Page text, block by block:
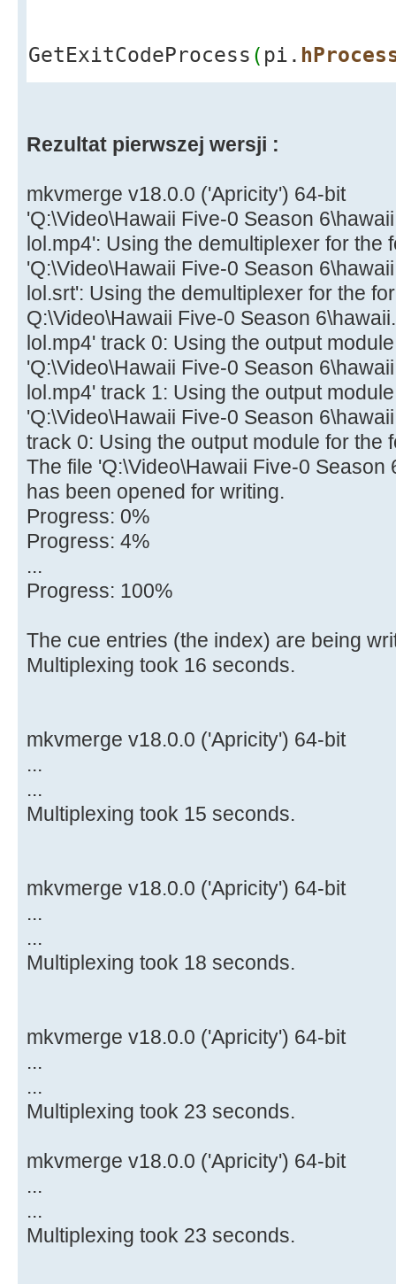
bzero(buf);
Application
}
GetExitCodeProcess ( pi.
mess
while (pos
{
>Add(mess.SubString(1, pos-1)
pos);
pos
}
if( !mess.
{
}
bzero
Application
} while
CloseHandle(pi.hThread);
CloseHandle(pi.hProcess
Rezultat pierwszej wersji :
mkvmerge v18.0.0 ('Apricity') 64-bit
'Q:\Video\Hawaii Five-0 Season
lol.mp4': Using the demultiplexer for the
'Q:\Video\Hawaii Five-0 Season
lol.srt': Using the demultiplexer for the
Q:\Video\Hawaii Five-0 Season
lol.mp4' track 0: Using the output
'Q:\Video\Hawaii Five-0 Season
lol.mp4' track 1: Using the output
'Q:\Video\Hawaii Five-0 Season
track 0: Using the output module for the
The file 'Q:\Video\Hawaii Five-0 Season
has been opened for writing.
Progress: 0%
Progress: 4%
...
Progress: 100%
The cue entries (the index) are being
Multiplexing took 16 seconds.
mkvmerge v18.0.0 ('Apricity') 64-bit
...
...
Multiplexing took 15 seconds.
mkvmerge v18.0.0 ('Apricity') 64-bit
...
...
Multiplexing took 18 seconds.
mkvmerge v18.0.0 ('Apricity') 64-bit
...
...
Multiplexing took 23 seconds.
mkvmerge v18.0.0 ('Apricity') 64-bit
...
...
Multiplexing took 23 seconds.